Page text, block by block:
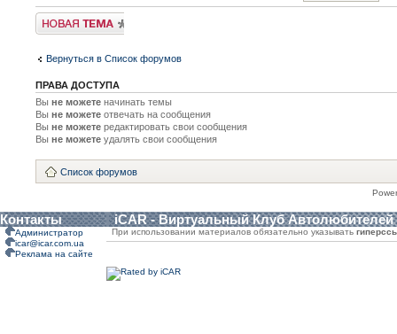
Новая тема
Вернуться в Список форумов
ПРАВА ДОСТУПА
Вы не можете начинать темы
Вы не можете отвечать на сообщения
Вы не можете редактировать свои сообщения
Вы не можете удалять свои сообщения
Список форумов
Контакты iCAR - Виртуальный Клуб Автолюбителей
Администратор
icar@icar.com.ua
Реклама на сайте
При использовании материалов обязательно указывать